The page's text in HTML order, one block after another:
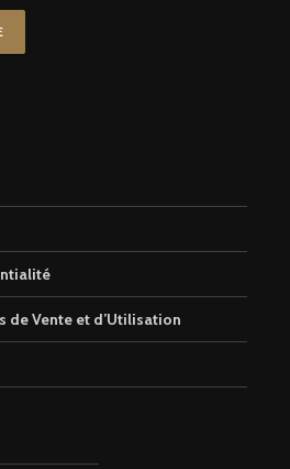
de Vente et d’Utilisation